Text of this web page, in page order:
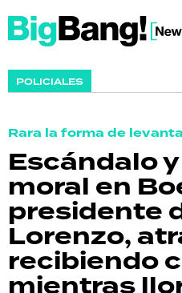
POLICIALES
Rara la forma de
Escándalo
moral en
presidente
Lorenzo,
recibiendo
SHOW
POLICIALES
ECONOMÍA
GRAN